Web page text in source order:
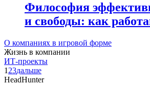
Философия
и свободы: как
О компаниях в игровой форме
Жизнь в компании
ИТ-проекты
1 23дальше
HeadHunter